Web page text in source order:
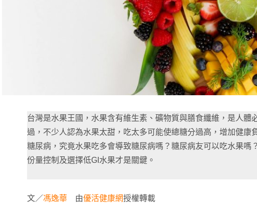
台灣是水果王國，水果含有維生素、礦物質與膳食纖維，是人體
過，不少人認為水果太甜，吃太多可能使總糖分過高，增加健康
糖尿病，究竟水果吃多會導致糖尿病嗎？糖尿病友可以吃水果嗎
份量控制及選擇低GI水果才是關鍵。
文／馮逸華 由優活健康網授權轉載